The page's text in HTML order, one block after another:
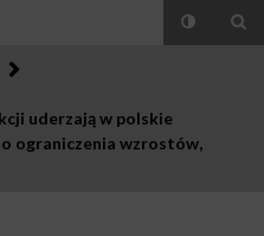
uderzają w polskie
ograniczenia wzrostów,